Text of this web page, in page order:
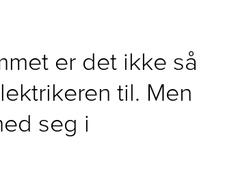
er det ikke så
til. Men
seg i